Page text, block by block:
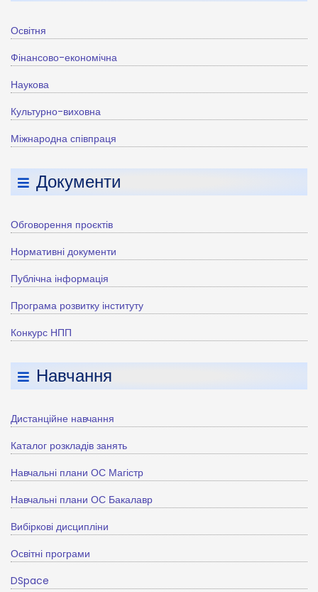
Освітня
Фінансово-економічна
Наукова
Культурно-виховна
Міжнародна співпраця
Документи
Обговорення проєктів
Нормативні документи
Публічна інформація
Програма розвитку інституту
Конкурс НПП
Навчання
Дистанційне навчання
Каталог розкладів занять
Навчальні плани ОС Магістр
Навчальні плани ОС Бакалавр
Вибіркові дисципліни
Освітні програми
DSpace